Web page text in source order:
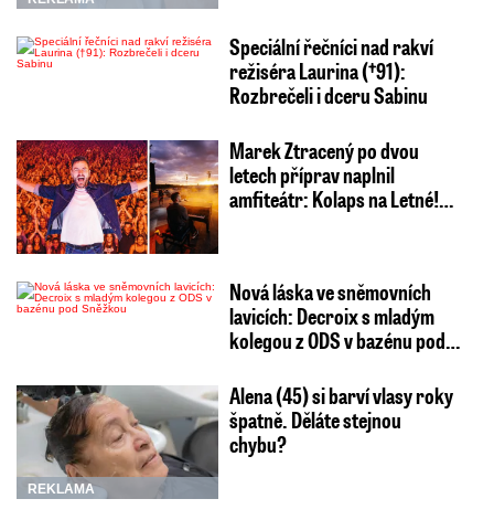
Speciální řečníci nad rakví
režiséra Laurina (†91):
Rozbrečeli i dceru Sabinu
Marek Ztracený po dvou
letech příprav naplnil
amfiteátr: Kolaps na Letné!…
Nová láska ve sněmovních
lavicích: Decroix s mladým
kolegou z ODS v bazénu pod…
REKLAMA
Alena (45) si barví vlasy roky
špatně. Děláte stejnou
chybu?